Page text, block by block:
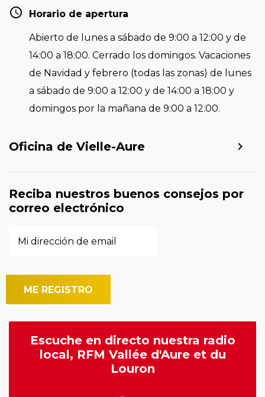
Horario de apertura
Abierto de lunes a sábado de 9:00 a 12:00 y de
14:00 a 18:00. Cerrado los domingos. Vacaciones
de Navidad y febrero (todas las zonas) de lunes
a sábado de 9:00 a 12:00 y de 14:00 a 18:00 y
domingos por la mañana de 9:00 a 12:00.
Oficina de Vielle-Aure
Reciba nuestros buenos consejos por
correo electrónico
Escuche en directo nuestra radio
local, RFM Vallée d'Aure et du
Louron